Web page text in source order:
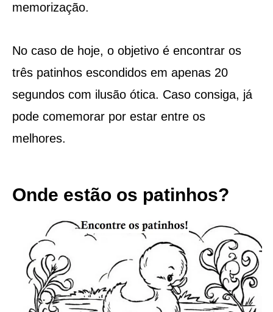
memorização.
No caso de hoje, o objetivo é encontrar os
três patinhos escondidos em apenas 20
segundos com ilusão ótica. Caso consiga, já
pode comemorar por estar entre os
melhores.
Onde estão os patinhos?